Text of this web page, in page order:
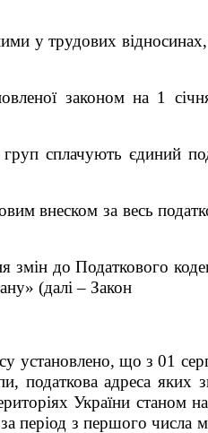
у трудових
законом на 1
сплачують єдиний
внеском за весь
до Податкового
(далі – Закон
установлено, що з 01
податкова адреса яких
України станом
період з першого числа